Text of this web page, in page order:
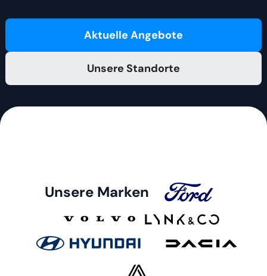
Aktuelle Angebote
Unsere Standorte
Unsere Marken